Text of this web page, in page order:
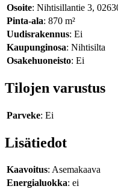
Osoite: Nihtisillantie 3,
Pinta-ala: 870 m²
Uudisrakennus: Ei
Kaupunginosa: Nihtisilta
Osakehuoneisto: Ei
Tilojen varustus
Parveke: Ei
Lisätiedot
Kaavoitus: Asemakaava
Energialuokka: ei